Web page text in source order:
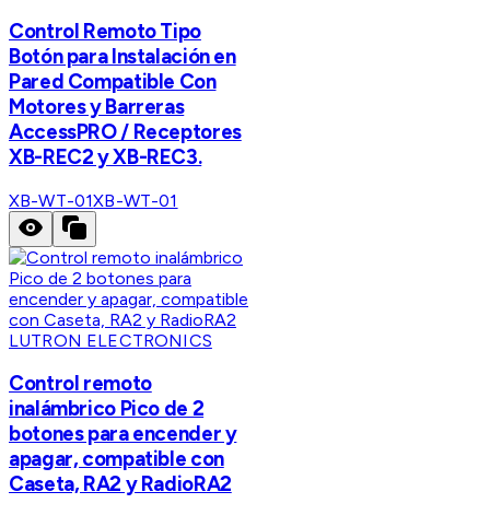
Control Remoto Tipo
Botón para Instalación en
Pared Compatible Con
Motores y Barreras
AccessPRO / Receptores
XB-REC2 y XB-REC3.
XB-WT-01XB-WT-01
LUTRON ELECTRONICS
Control remoto
inalámbrico Pico de 2
botones para encender y
apagar, compatible con
Caseta, RA2 y RadioRA2